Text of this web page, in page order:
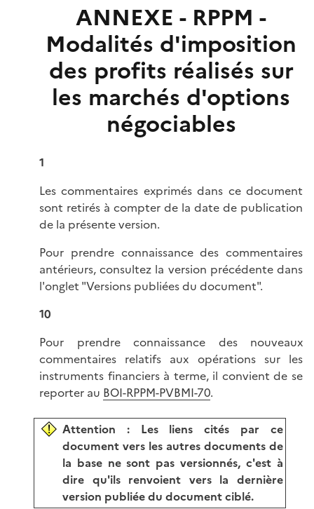
ANNEXE - RPPM -
Modalités d'imposition
des profits réalisés sur
les marchés d'options
négociables
1
Les commentaires exprimés dans ce document
sont retirés à compter de la date de publication
de la présente version.
Pour prendre connaissance des commentaires
antérieurs, consultez la version précédente dans
l'onglet "Versions publiées du document".
10
Pour prendre connaissance des nouveaux
commentaires relatifs aux opérations sur les
instruments financiers à terme, il convient de se
reporter au BOI-RPPM-PVBMI-70.
Attention : Les liens cités par ce
document vers les autres documents de
la base ne sont pas versionnés, c'est à
dire qu'ils renvoient vers la dernière
version publiée du document ciblé.